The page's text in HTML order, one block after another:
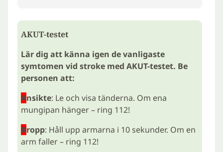
AKUT-testet
Lär dig att känna igen de vanligaste
symtomen vid stroke med AKUT-testet. Be
personen att:
Ansikte: Le och visa tänderna. Om ena
mungipan hänger – ring 112!
Kropp: Håll upp armarna i 10 sekunder. Om en
arm faller – ring 112!